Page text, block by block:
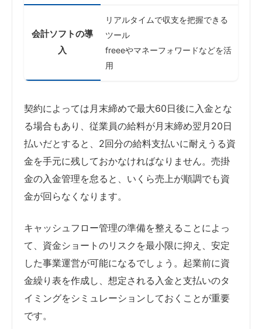
会計ソフトの導
入
リアルタイムで収支を把握できる
ツール
freeeやマネーフォワードなどを活
用
契約によっては月末締めで最大60日後に入金とな
る場合もあり、従業員の給料が月末締め翌月20日
払いだとすると、2回分の給料支払いに耐えうる資
金を手元に残しておかなければなりません。売掛
金の入金管理を怠ると、いくら売上が順調でも資
金が回らなくなります。
キャッシュフロー管理の準備を整えることによっ
て、資金ショートのリスクを最小限に抑え、安定
した事業運営が可能になるでしょう。起業前に資
金繰り表を作成し、想定される入金と支払いのタ
イミングをシミュレーションしておくことが重要
です。